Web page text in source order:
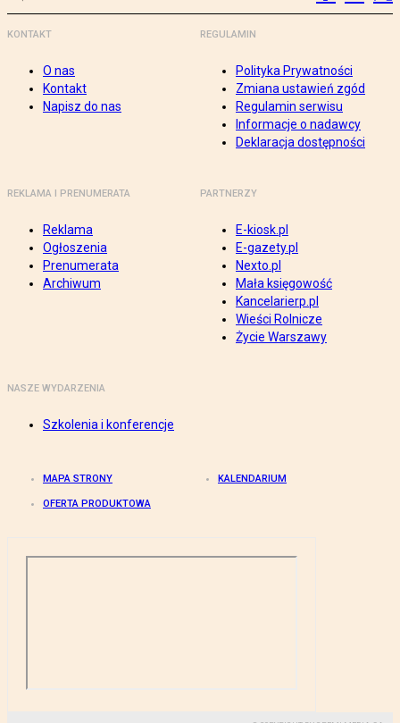
KONTAKT
O nas
Kontakt
Napisz do nas
REGULAMIN
Polityka Prywatności
Zmiana ustawień zgód
Regulamin serwisu
Informacje o nadawcy
Deklaracja dostępności
REKLAMA I PRENUMERATA
Reklama
Ogłoszenia
Prenumerata
Archiwum
PARTNERZY
E-kiosk.pl
E-gazety.pl
Nexto.pl
Mała księgowość
Kancelarierp.pl
Wieści Rolnicze
Życie Warszawy
NASZE WYDARZENIA
Szkolenia i konferencje
MAPA STRONY KALENDARIUM
OFERTA PRODUKTOWA